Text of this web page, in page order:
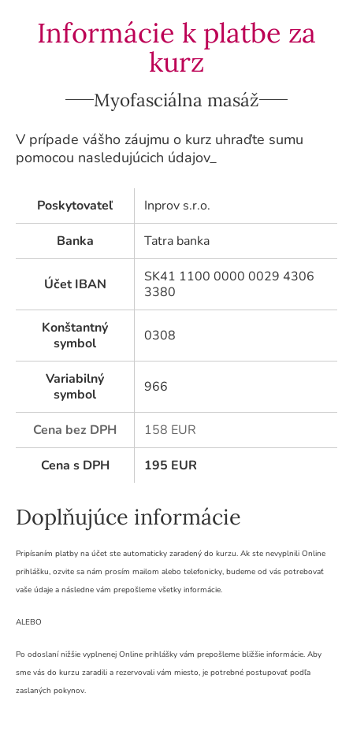
Informácie k platbe za
kurz
Myofasciálna masáž
V prípade vášho záujmu o kurz uhraďte sumu
pomocou nasledujúcich údajov_
Poskytovateľ Inprov s.r.o.
Banka Tatra banka
Účet IBAN
SK41 1100 0000 0029 4306
3380
Konštantný
symbol
0308
Variabilný
symbol
966
Cena bez DPH 158 EUR
Cena s DPH 195 EUR
Doplňujúce informácie
Pripísaním platby na účet ste automaticky zaradený do kurzu. Ak ste nevyplnili Online
prihlášku, ozvite sa nám prosím mailom alebo telefonicky, budeme od vás potrebovať
vaše údaje a následne vám prepošleme všetky informácie.
ALEBO
Po odoslaní nižšie vyplnenej Online prihlášky vám prepošleme bližšie informácie. Aby
sme vás do kurzu zaradili a rezervovali vám miesto, je potrebné postupovať podľa
zaslaných pokynov.